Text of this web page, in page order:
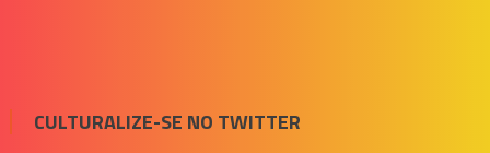
CULTURALIZE-SE NO TWITTER